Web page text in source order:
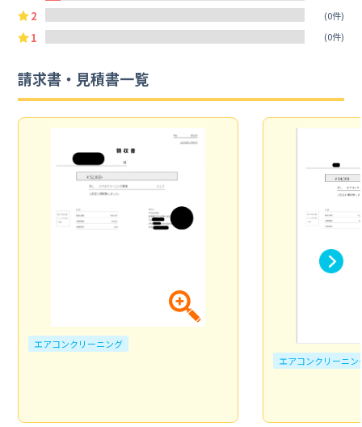
2 (0件)
1 (0件)
請求書・見積書一覧
エアコンクリーニング
エアコンクリーニン